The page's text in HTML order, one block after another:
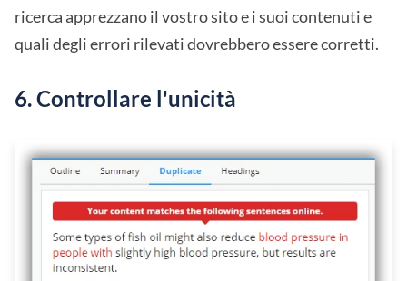
ricerca apprezzano il vostro sito e i suoi contenuti e
quali degli errori rilevati dovrebbero essere corretti.
6. Controllare l'unicità